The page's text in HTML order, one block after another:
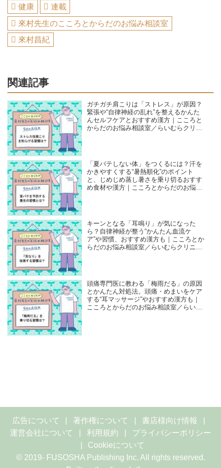
健康
連載
來村先生のこころとからだのお悩み相談室
來村昌紀
関連記事
ガチガチ肩こりは「ストレス」が原因？
緊張や“自律神経の乱れ”を整えるかんた
んセルフケアとおすすめ漢方｜こころと
からだのお悩み相談室／らいむらクリニ
「夏バテしない体」をつくるには？汗を
かきやすくする“暑熱順化”のポイント
と、じめじめ蒸し暑さを乗り切るおすす
め食材や漢方｜こころとからだのお悩み
キーンとなる「耳鳴り」が気になった
ら？自律神経が整う“かんたん血流ケ
ア”や習慣、おすすめ漢方も｜こころとか
らだのお悩み相談室／らいむらクリニッ
頭痛専門医に教わる「梅雨だる」の原因
とかんたん対処法。頭痛・めまいをケア
する“耳マッサージ”やおすすめ漢方も｜
こころとからだのお悩み相談室／らいむ
広告について 著作権について
書店様向け情報
運営会社について
利用規約
プライバシーポリシー
Cookieについて
© 2019- FUSOSHA Publishing Inc. All rights reserved.